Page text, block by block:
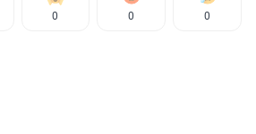
0 0 0